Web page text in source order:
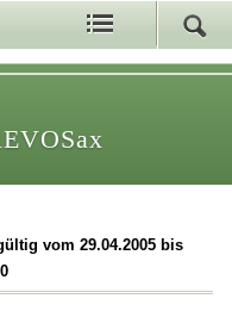
vom 29.04.2005 bis